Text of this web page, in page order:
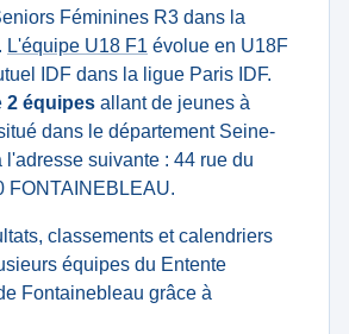
Féminines R3 dans la
L'équipe U18 F1 évolue en U18F
IDF dans la ligue Paris IDF.
2 équipes allant de jeunes à
dans le département Seine-
l'adresse suivante : 44 rue du
FONTAINEBLEAU.
classements et calendriers
équipes du Entente
Fontainebleau grâce à